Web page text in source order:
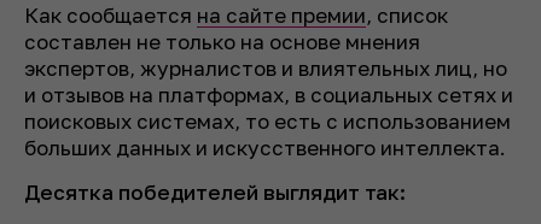
Как сообщается на сайте премии, список
составлен не только на основе мнения
экспертов, журналистов и влиятельных лиц, но
и отзывов на платформах, в социальных сетях и
поисковых системах, то есть с использованием
больших данных и искусственного интеллекта.
Десятка победителей выглядит так: